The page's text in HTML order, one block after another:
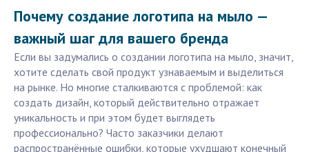
Почему создание логотипа на мыло —
важный шаг для вашего бренда
Если вы задумались о создании логотипа на мыло, значит,
хотите сделать свой продукт узнаваемым и выделиться
на рынке. Но многие сталкиваются с проблемой: как
создать дизайн, который действительно отражает
уникальность и при этом будет выглядеть
профессионально? Часто заказчики делают
распространённые ошибки, которые ухудшают конечный